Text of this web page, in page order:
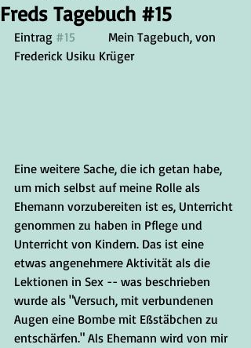
Freds Tagebuch #15
Eintrag #15
Frederick Usiku Krüger
Eine weitere Sache, die ich getan habe,
um mich selbst auf meine Rolle als
Ehemann vorzubereiten ist es, Unterricht
genommen zu haben in Pflege und
Unterricht von Kindern. Das ist eine
etwas angenehmere Aktivität als die
Lektionen in Sex -- was beschrieben
wurde als "Versuch, mit verbundenen
Augen eine Bombe mit Eßstäbchen zu
entschärfen." Als Ehemann wird von mir